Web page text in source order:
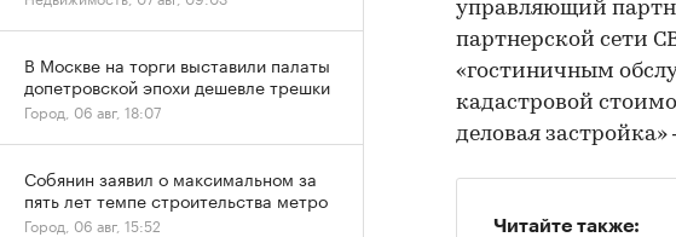
управляющий
партнерской сети
«гостиничным
кадастровой
деловая
Читайте также:
В Москве на торги выставили палаты
допетровской эпохи дешевле трешки
Город, 06 авг, 18:07
Собянин заявил о максимальном за
пять лет темпе строительства метро
Город, 06 авг, 15:52